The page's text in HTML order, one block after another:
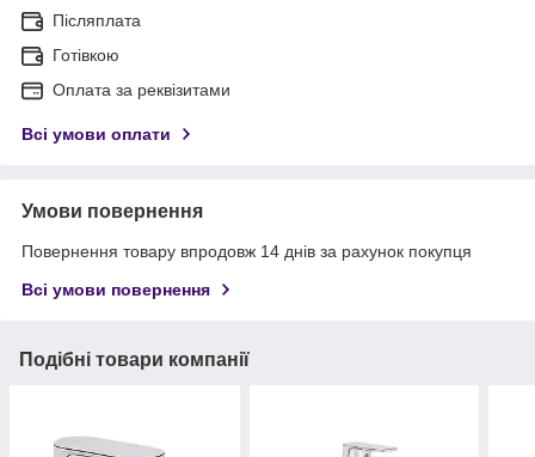
Післяплата
Готівкою
Оплата за реквізитами
Всі умови оплати
Умови повернення
Повернення товару впродовж 14 днів за рахунок покупця
Всі умови повернення
Подібні товари компанії